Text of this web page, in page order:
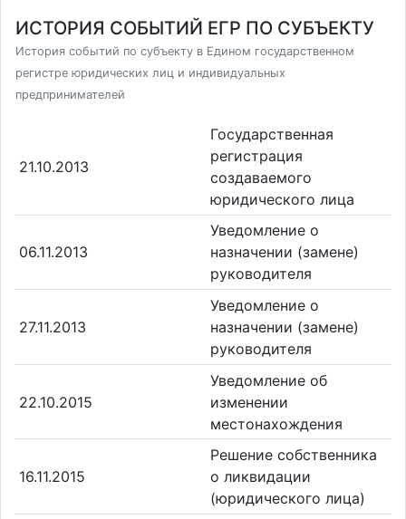
ИСТОРИЯ СОБЫТИЙ ЕГР ПО СУБЪЕКТУ
История событий по субъекту в Едином государственном
регистре юридических лиц и индивидуальных
предпринимателей
21.10.2013
Государственная
регистрация
создаваемого
юридического лица
06.11.2013
Уведомление о
назначении (замене)
руководителя
27.11.2013
Уведомление о
назначении (замене)
руководителя
22.10.2015
Уведомление об
изменении
местонахождения
16.11.2015
Решение собственника
о ликвидации
(юридического лица)